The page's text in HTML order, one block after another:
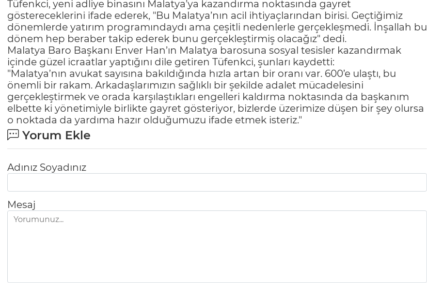
Tüfenkci, yeni adliye binasını Malatya’ya kazandırma noktasında gayret
göstereceklerini ifade ederek, "Bu Malatya’nın acil ihtiyaçlarından birisi. Geçtiğimiz
dönemlerde yatırım programındaydı ama çeşitli nedenlerle gerçekleşmedi. İnşallah bu
dönem hep beraber takip ederek bunu gerçekleştirmiş olacağız" dedi.
Malatya Baro Başkanı Enver Han’ın Malatya barosuna sosyal tesisler kazandırmak
içinde güzel icraatlar yaptığını dile getiren Tüfenkci, şunları kaydetti:
"Malatya’nın avukat sayısına bakıldığında hızla artan bir oranı var. 600’e ulaştı, bu
önemli bir rakam. Arkadaşlarımızın sağlıklı bir şekilde adalet mücadelesini
gerçekleştirmek ve orada karşılaştıkları engelleri kaldırma noktasında da başkanım
elbette ki yönetimiyle birlikte gayret gösteriyor, bizlerde üzerimize düşen bir şey olursa
o noktada da yardıma hazır olduğumuzu ifade etmek isteriz."
Yorum Ekle
Adınız Soyadınız
Mesaj